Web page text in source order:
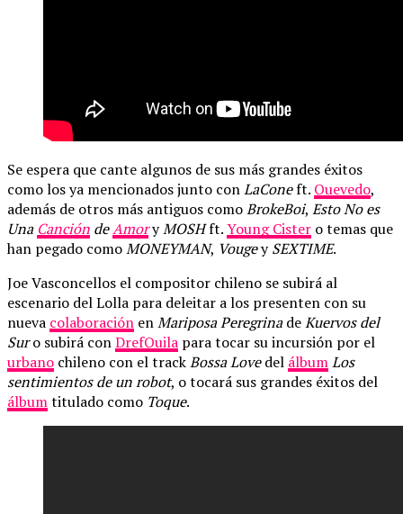
Se espera que cante algunos de sus más grandes éxitos
como los ya mencionados junto conLaConeft. Quevedo,
además de otros más antiguos comoBrokeBoi, Esto No es
Una Canción deAmoryMOSHft.Young Cister o temas que
han pegado comoMONEYMAN, VougeySEXTIME.
Joe Vasconcellos el compositor chileno se subirá al
escenario del Lolla para deleitar a los presenten con su
nueva colaboración enMariposa PeregrinadeKuervos del
Suro subirá conDrefQuila para tocar su incursión por el
urbano chileno con el trackBossa Lovedel álbumLos
sentimientos de un robot, o tocará sus grandes éxitos del
álbumtitulado como Toque.